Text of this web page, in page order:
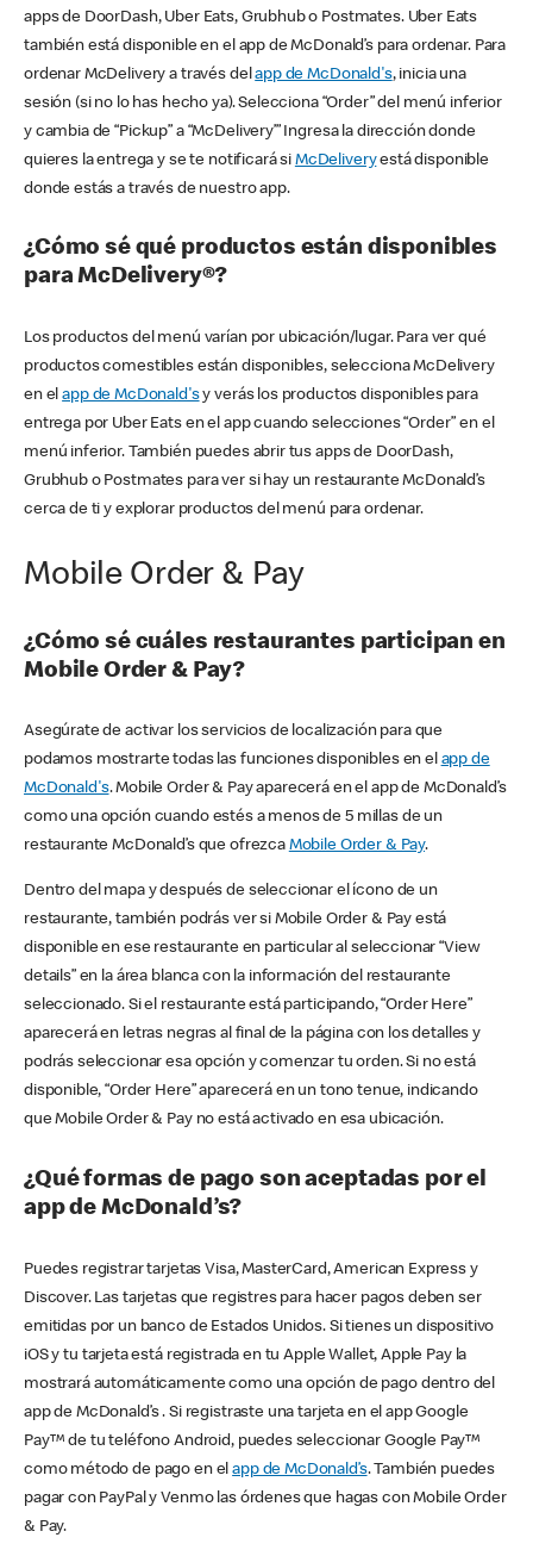
apps de DoorDash, Uber Eats, Grubhub o Postmates. Uber Eats
también está disponible en el app de McDonald’s para ordenar. Para
ordenar McDelivery a través delapp de McDonald's, inicia una
sesión (si no lo has hecho ya). Selecciona “Order” del menú inferior
y cambia de “Pickup” a “McDelivery’” Ingresa la dirección donde
quieres la entrega y se te notificará si McDeliveryestá disponible
donde estás a través de nuestro app.
¿Cómo sé qué productos están disponibles
para McDelivery®?
Los productos del menú varían por ubicación/lugar. Para ver qué
productos comestibles están disponibles, selecciona McDelivery
en elapp de McDonald'sy verás los productos disponibles para
entrega por Uber Eats en el app cuando selecciones “Order” en el
menú inferior. También puedes abrir tus apps de DoorDash,
Grubhub o Postmates para ver si hay un restaurante McDonald’s
cerca de ti y explorar productos del menú para ordenar.
Mobile Order & Pay
¿Cómo sé cuáles restaurantes participan en
Mobile Order & Pay?
Asegúrate de activar los servicios de localización para que
podamos mostrarte todas las funciones disponibles en el app de
McDonald's. Mobile Order & Pay aparecerá en el app de McDonald’s
como una opción cuando estés a menos de 5 millas de un
restaurante McDonald’s que ofrezca Mobile Order & Pay.
Dentro del mapa y después de seleccionar el ícono de un
restaurante, también podrás ver si Mobile Order & Pay está
disponible en ese restaurante en particular al seleccionar “View
details” en la área blanca con la información del restaurante
seleccionado. Si el restaurante está participando, “Order Here”
aparecerá en letras negras al final de la página con los detalles y
podrás seleccionar esa opción y comenzar tu orden. Si no está
disponible, “Order Here” aparecerá en un tono tenue, indicando
que Mobile Order & Pay no está activado en esa ubicación.
¿Qué formas de pago son aceptadas por el
app de McDonald’s?
Puedes registrar tarjetas Visa, MasterCard, American Express y
Discover. Las tarjetas que registres para hacer pagos deben ser
emitidas por un banco de Estados Unidos. Si tienes un dispositivo
iOS y tu tarjeta está registrada en tu Apple Wallet, Apple Pay la
mostrará automáticamente como una opción de pago dentro del
app de McDonald’s . Si registraste una tarjeta en el app Google
Pay™ de tu teléfono Android, puedes seleccionar Google Pay™
como método de pago en elapp de McDonald’s. También puedes
pagar con PayPal y Venmo las órdenes que hagas con Mobile Order
& Pay.